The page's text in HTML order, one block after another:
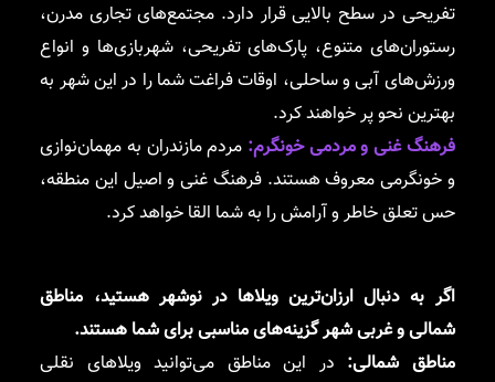
تفریحی در سطح بالایی قرار دارد. مجتمع‌های تجاری مدرن،
رستوران‌های متنوع، پارک‌های تفریحی، شهربازی‌ها و انواع
ورزش‌های آبی و ساحلی، اوقات فراغت شما را در این شهر به
بهترین نحو پر خواهند کرد.
فرهنگ غنی و مردمی خونگرم: مردم مازندران به مهمان‌نوازی
و خونگرمی معروف هستند. فرهنگ غنی و اصیل این منطقه،
حس تعلق خاطر و آرامش را به شما القا خواهد کرد.
اگر به دنبال ارزان‌ترین ویلاها در نوشهر هستید، مناطق
شمالی و غربی شهر گزینه‌های مناسبی برای شما هستند.
مناطق شمالی: در این مناطق می‌توانید ویلاهای نقلی